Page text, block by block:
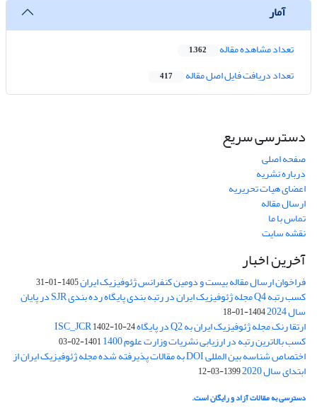
آمار
تعداد مشاهده مقاله 1,362
تعداد دریافت فایل اصل مقاله 417
دسترسی سریع
صفحه اصلی
درباره نشریه
اعضای هیات تحریریه
ارسال مقاله
تماس با ما
نقشه سایت
آخرین اخبار
فراخوان ارسال مقاله بیست و دومین کنفرانس ژئوفیزیک ایران1405-01-31
کسب رتبه Q4 مجله ژئوفیزیک ایران در رتبه بندی پایگاه رده بندی SJR در پایان
سال 2024 1404-01-18
ارتقا رنک مجله ژئوفیزیک ایران به Q2 در پایگاه ISC_JCR 1402-10-24
کسب بالاترین رتبه در ارزیابی نشریات وزارت علوم 1400 1401-02-03
اختصاص شناسه بین المللی DOI به مقالات پذیرفته شده مجله ژئوفیزیک ایران از
ابتدای سال 2020 1399-03-12
دسترسی به مقالات آزاد و رایگان است.